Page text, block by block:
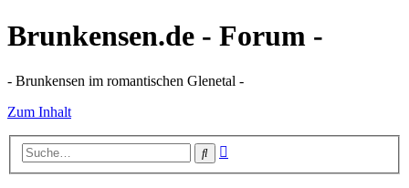
Brunkensen.de - Forum -
- Brunkensen im romantischen Glenetal -
Zum Inhalt
Suche